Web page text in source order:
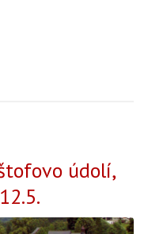
údolí,